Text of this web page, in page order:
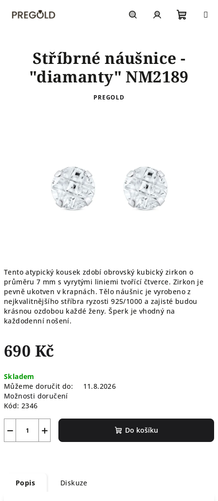
košík
Tento atypický kousek zdobí obrovský kubický zirkon o
průměru 7 mm s vyrytými liniemi tvořící čtverce. Zirkon je
pevně ukotven v krapnách. Tělo náušnic je vyrobeno z
nejkvalitnějšího stříbra ryzosti 925/1000 a zajisté budou
krásnou ozdobou každé ženy. Šperk je vhodný na
každodenní nošení.
690 Kč
cena:
Skladem
Můžeme doručit do:
11.8.2026
Možnosti doručení
Kód: 2346
+
− Do košíku
Stříbrné náušnice -
"diamanty" NM2189
PREGOLD
Popis Diskuze